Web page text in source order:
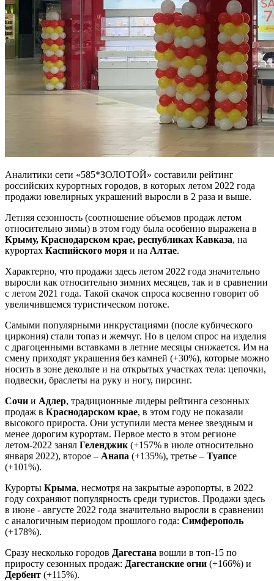
Аналитики сети «585*ЗОЛОТОЙ» составили рейтинг
российских курортных городов, в которых летом 2022 года
продажи ювелирных украшений выросли в 2 раза и выше.
Летняя сезонность (соотношение объемов продаж летом
относительно зимы) в этом году была особенно выражена в
Крыму, Краснодарском крае, республиках Кавказа, на
курортах Каспийского моря и на Алтае.
Характерно, что продажи здесь летом 2022 года значительно
выросли как относительно зимних месяцев, так и в сравнении
с летом 2021 года. Такой скачок спроса косвенно говорит об
увеличившемся туристическом потоке.
Самыми популярными инкрустациями (после кубического
циркония) стали топаз и жемчуг. Но в целом спрос на изделия
с драгоценными вставками в летние месяцы снижается. Им на
смену приходят украшения без камней (+30%), которые можно
носить в зоне декольте и на открытых участках тела: цепочки,
подвески, браслеты на руку и ногу, пирсинг.
Сочи и Адлер, традиционные лидеры рейтинга сезонных
продаж в Краснодарском крае, в этом году не показали
высокого прироста. Они уступили места менее звездным и
менее дорогим курортам. Первое место в этом регионе
летом-2022 занял Геленджик (+157% в июле относительно
января 2022), второе – Анапа (+135%), третье – Туапсе
(+101%).
Курорты Крыма, несмотря на закрытые аэропорты, в 2022
году сохраняют популярность среди туристов. Продажи здесь
в июне - августе 2022 года значительно выросли в сравнении
с аналогичным периодом прошлого года: Симферополь
(+178%).
Сразу несколько городов Дагестана вошли в топ-15 по
приросту сезонных продаж: Дагестанские огни (+166%) и
Дербент (+115%).